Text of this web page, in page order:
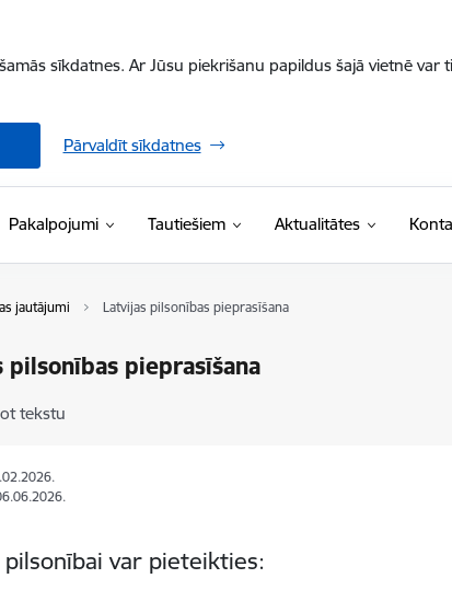
sīkdatnes. Ar Jūsu piekrišanu papildus šajā vietnē
Pārvaldīt sīkdatnes
Pakalpojumi Tautiešiem Aktualitātes
jautājumi Latvijas pilsonības pieprasīšana
pilsonības pieprasīšana
tekstu
pilsonībai var pieteikties: